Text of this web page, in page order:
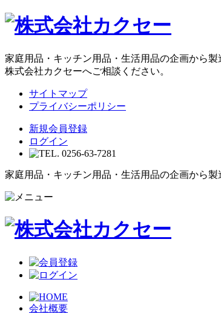
家庭用品・キッチン用品・生活用品の企画から製
株式会社カクセーへご相談ください。
サイトマップ
プライバシーポリシー
新規会員登録
ログイン
家庭用品・キッチン用品・生活用品の企画から製
会社概要